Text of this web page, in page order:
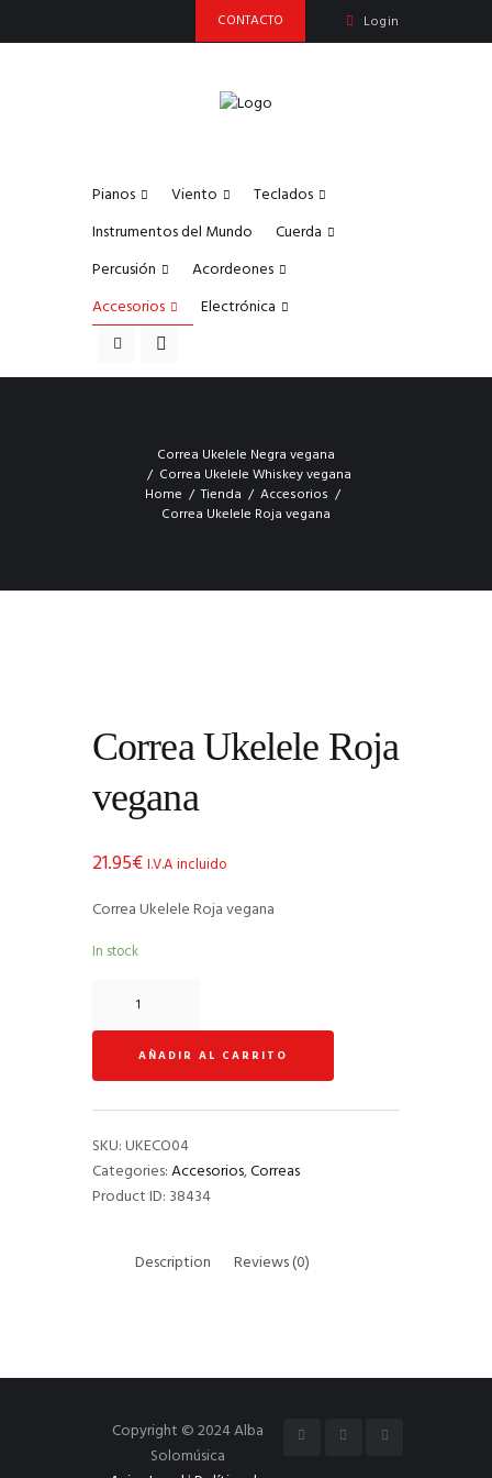
CONTACTO Login
Pianos Viento
Teclados
Instrumentos del Mundo
Cuerda
Percusión
Acordeones
Accesorios
Electrónica
Correa Ukelele Negra vegana
Correa Ukelele Whiskey vegana
Home
Tienda
Accesorios
Correa Ukelele Roja vegana
Correa Ukelele Roja
vegana
21.95€I.V.A incluido
Correa Ukelele Roja vegana
In stock
Ukelele
Roja
veganaAÑADIR AL CARRITO
SKU:UKECO04
Categories:Accesorios,Correas
Product ID: 38434
Description Reviews (0)
Copyright © 2024 Alba
Solomúsica